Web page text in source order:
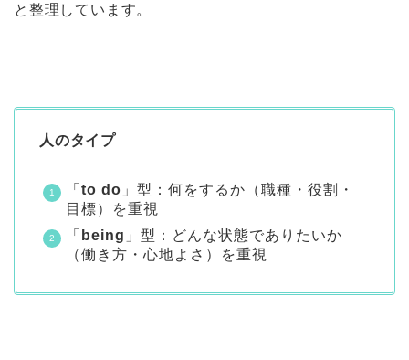
と整理しています。
人のタイプ
「 to do 」型：何をするか（職種・役割・
目標）を重視
「 being 」型：どんな状態でありたいか
（働き方・心地よさ）を重視